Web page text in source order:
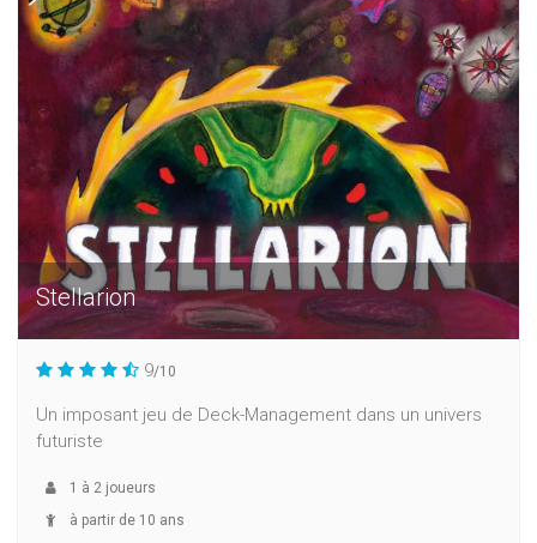
Stellarion
9/10
Un imposant jeu de Deck-Management dans un univers
futuriste
1 à 2 joueurs
à partir de 10 ans